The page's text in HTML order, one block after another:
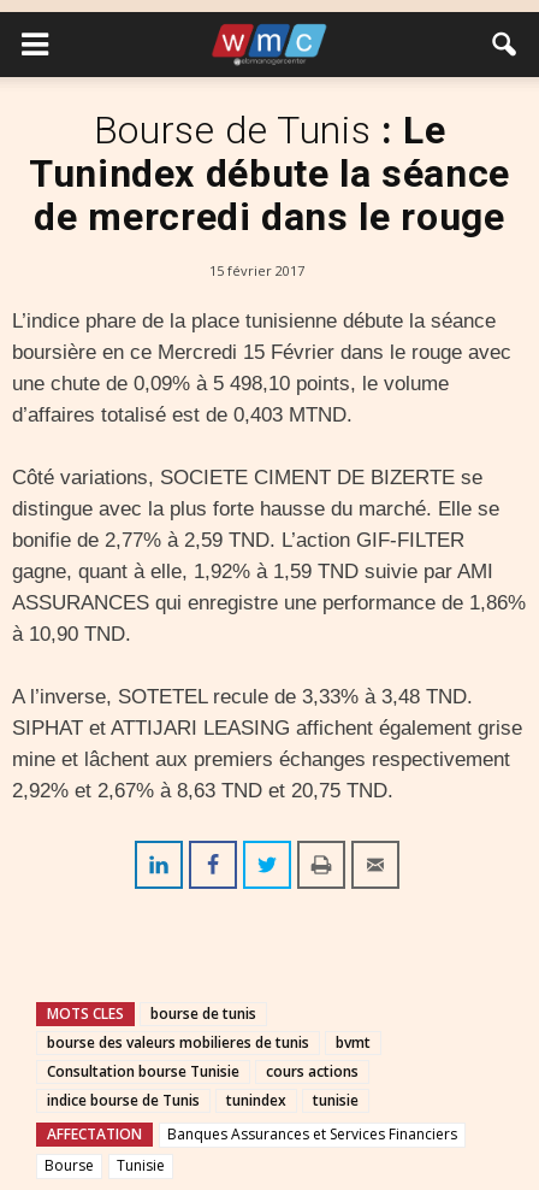
Bourse de Tunis : Le
Tunindex débute la séance
de mercredi dans le rouge
15 février 2017
L’indice phare de la place tunisienne débute la séance
boursière en ce Mercredi 15 Février dans le rouge avec
une chute de 0,09% à 5 498,10 points, le volume
d’affaires totalisé est de 0,403 MTND.
Côté variations, SOCIETE CIMENT DE BIZERTE se
distingue avec la plus forte hausse du marché. Elle se
bonifie de 2,77% à 2,59 TND. L’action GIF-FILTER
gagne, quant à elle, 1,92% à 1,59 TND suivie par AMI
ASSURANCES qui enregistre une performance de 1,86%
à 10,90 TND.
A l’inverse, SOTETEL recule de 3,33% à 3,48 TND.
SIPHAT et ATTIJARI LEASING affichent également grise
mine et lâchent aux premiers échanges respectivement
2,92% et 2,67% à 8,63 TND et 20,75 TND.
MOTS CLES
bourse de tunis
bourse des valeurs mobilieres de tunis
bvmt
Consultation bourse Tunisie
cours actions
indice bourse de Tunis
tunindex
tunisie
AFFECTATION
Banques Assurances et Services Financiers
Bourse
Tunisie